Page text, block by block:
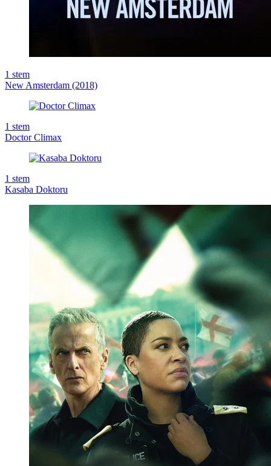
1 stem
New Amsterdam (2018)
1 stem
Doctor Climax
1 stem
Kasaba Doktoru